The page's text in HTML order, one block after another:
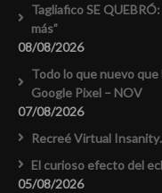
Tagliafico SE
más”
08/08/2026
Todo lo que nuevo
Google Pixel – NOV
07/08/2026
Recreé Virtual
El curioso efecto del
05/08/2026